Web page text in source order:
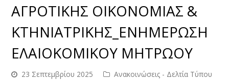
ΑΓΡΟΤΙΚΗΣ ΟΙΚΟΝΟΜΙΑΣ &
ΚΤΗΝΙΑΤΡΙΚΗΣ_ΕΝΗΜΕΡΩΣΗ
ΕΛΑΙΟΚΟΜΙΚΟΥ ΜΗΤΡΩΟΥ
23 Σεπτεμβρίου 2025 Ανακοινώσεις - Δελτία Τύπου